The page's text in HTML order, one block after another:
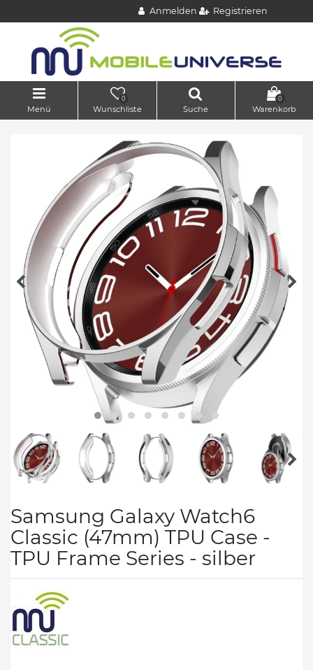
Anmelden Registrieren
Menü
0
Wunschliste Suche
0
Warenkorb
Samsung Galaxy Watch6
Classic (47mm) TPU Case -
TPU Frame Series - silber